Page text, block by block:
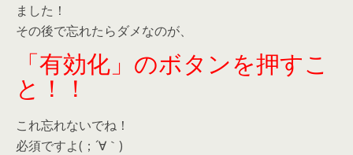
ました！
その後で忘れたらダメなのが、
「有効化」のボタンを押すこ
と！！
これ忘れないでね！
必須ですよ(；´∀｀)